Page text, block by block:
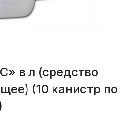
в л (средство
(10 канистр по